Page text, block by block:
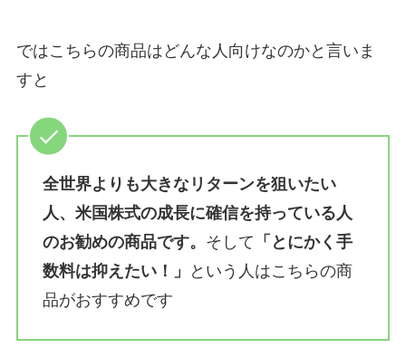
ではこちらの商品はどんな人向けなのかと言いま
すと
全世界よりも大きなリターンを狙いたい
人、米国株式の成長に確信を持っている人
のお勧めの商品です。 そして 「とにかく手
数料は抑えたい！」
という人はこちらの商
品がおすすめです